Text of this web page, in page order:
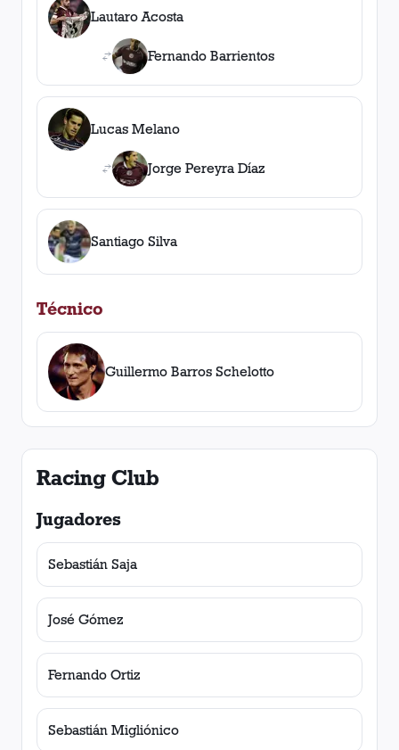
Lautaro Acosta
Fernando Barrientos
Lucas Melano
Jorge Pereyra Díaz
Santiago Silva
Técnico
Guillermo Barros Schelotto
Racing Club
Jugadores
Sebastián Saja
José Gómez
Fernando Ortiz
Sebastián Migliónico